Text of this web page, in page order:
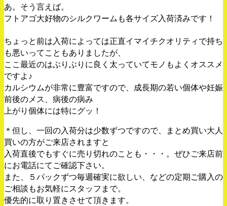
あ。そう言えば。
フトアゴ大好物のシルクワームも各サイズ入荷済みです！
ちょっと前は入荷によっては正直イマイチクオリティで持ち
も悪いってこともありましたが、
ここ最近のはぶりぶりに良く太っていてモノもよくオススメ
ですよ♪
カルシウムが非常に豊富ですので、成長期の若い個体や妊娠
前後のメス、病後の病み
上がり個体には特にグッ！
＊但し、一回の入荷分は少数ずつですので、まとめ買い大人
買いの方がご来店されますと
入荷直後でもすぐに売り切れのことも・・・。ぜひご来店前
にお電話にてご確認下さい。
また、５パックずつ毎週確実に欲しい、などの定期ご購入の
ご相談もお気軽にスタッフまで。
優先的に取り置きさせて頂きます。